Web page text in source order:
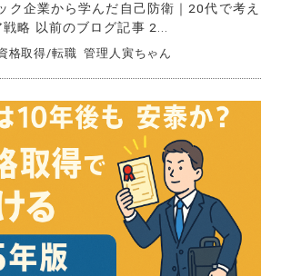
ク企業から学んだ自己防衛｜20代で考え
略 以前のブログ記事 2...
格取得/転職 管理人寅ちゃん